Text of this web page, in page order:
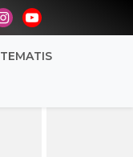
TEMATIS